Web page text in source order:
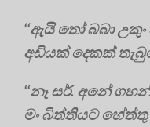
‘‘ඇයි තෝ බබා උකුං
අඩියක් දෙකක්
‘‘නෑ සර්. අනේ
මං බිත්තියට